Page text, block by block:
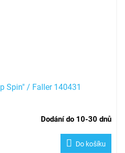
Spin" / Faller 140431
Dodání do 10-30 dnů
Do košíku